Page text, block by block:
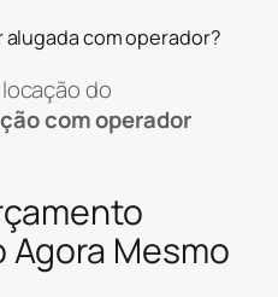
com operador?
do
com operador
Agora Mesmo